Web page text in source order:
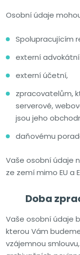
Osobní údaje
Spolupracujícím
externí
externí účetní,
zpracovatelům,
serverové,
jsou jeho
daňovému
Vaše osobní údaje
ze zemí mimo EU a
Doba
Vaše osobní údaje
kterou Vám
vzájemnou